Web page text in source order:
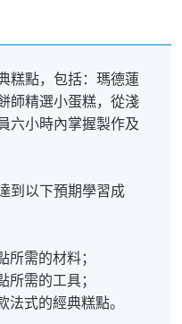
糕點，包括：瑪德蓮
師精選小蛋糕，從淺
六小時內掌握製作及
到以下預期學習成
所需的材料；
所需的工具；
法式的經典糕點。